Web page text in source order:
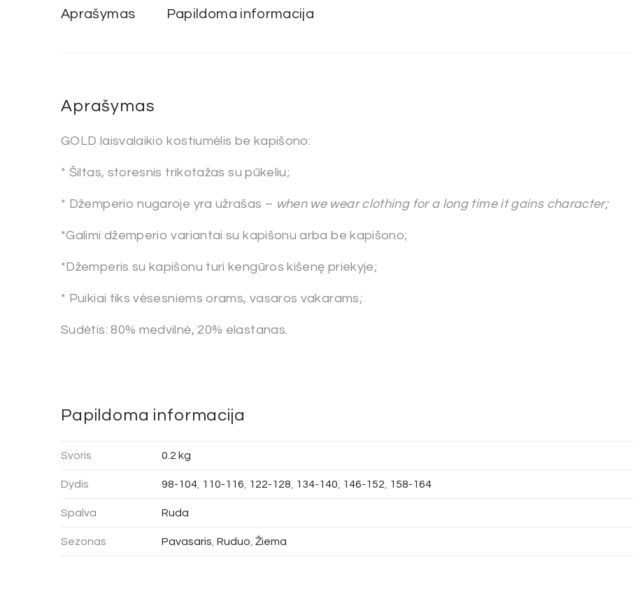
Aprašymas Papildoma informacija
Aprašymas
GOLD laisvalaikio kostiumėlis be kapišono:
* Šiltas, storesnis trikotažas su pūkeliu;
* Džemperio nugaroje yra užrašas – when we wear clothing for a long time it gains character;
*Galimi džemperio variantai su kapišonu arba be kapišono;
*Džemperis su kapišonu turi kengūros kišenę priekyje;
* Puikiai tiks vėsesniems orams, vasaros vakarams;
Sudėtis: 80% medvilnė, 20% elastanas.
Papildoma informacija
Svoris 0.2 kg
Dydis 98-104 110-116 122-128 134-140 146-152 158-164
Spalva Ruda
Sezonas Pavasaris Ruduo Žiema